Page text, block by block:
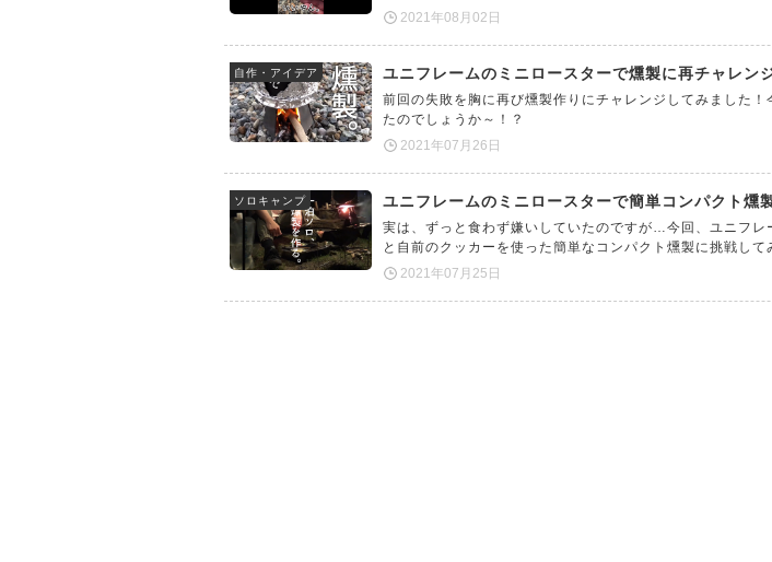
2021年08月02日
ユニフレームのミニロースターで燻製に再チャレン
前回の失敗を胸に再び燻製作りにチャレンジしてみました！
たのでしょうか～！？
2021年07月26日
自作・アイデア
ユニフレームのミニロースターで簡単コンパクト燻
実は、ずっと食わず嫌いしていたのですが…今回、ユニフレ
と自前のクッカーを使った簡単なコンパクト燻製に挑戦して
2021年07月25日
ソロキャンプ